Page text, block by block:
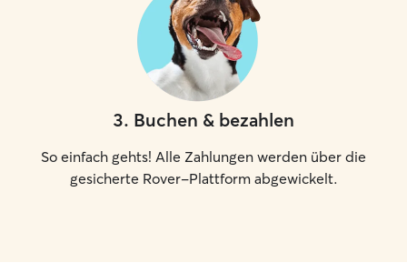
3. Buchen & bezahlen
So einfach gehts! Alle Zahlungen werden über die
gesicherte Rover-Plattform abgewickelt.